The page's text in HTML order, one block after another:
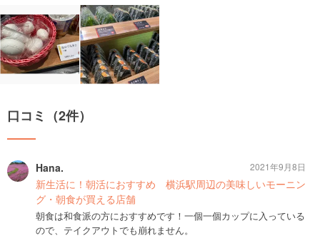
口コミ（2件）
Hana.
新生活に！朝活におすすめ 横浜駅周辺の美味しいモーニン
グ・朝食が買える店舗
朝食は和食派の方におすすめです！一個一個カップに入っている
ので、テイクアウトでも崩れません。
2021年9月8日